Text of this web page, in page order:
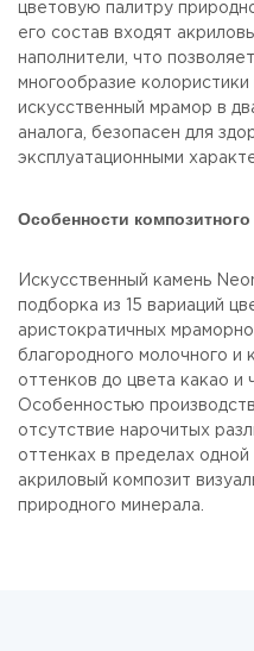
цветовую палитру
его состав входят
наполнители, что
многообразие
искусственный мрамор в
аналога, безопасен для
эксплуатационными
Особенности композитного
Искусственный камень
подборка из 15 вариаций
аристократичных
благородного молочного и
оттенков до цвета какао и
Особенностью
отсутствие нарочитых
оттенках в пределах
акриловый композит
природного минерала.